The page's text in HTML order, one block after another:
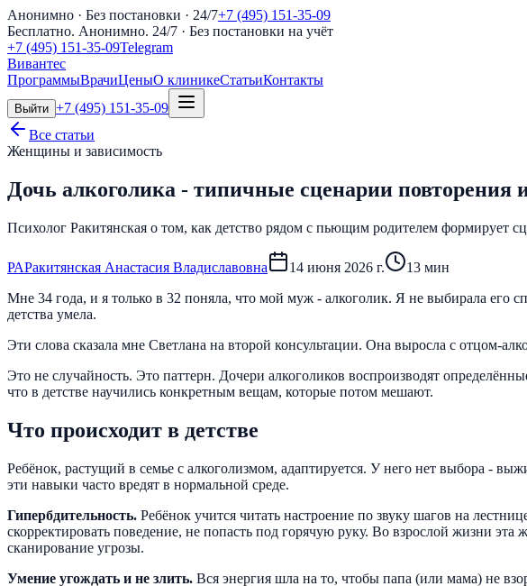
Анонимно · Без постановки · 24/7+7 (495) 151-35-09
Бесплатно. Анонимно. 24/7 · Без постановки на учёт
+7 (495) 151-35-09Telegram
Вивантес
ПрограммыВрачиЦеныО клиникеСтатьиКонтакты
Выйти +7 (495) 151-35-09
Все статьи
Женщины и зависимость
Дочь алкоголика - типичные сценарии повторения
Психолог Ракитянская о том, как детство рядом с пьющим родителем формирует
РАРакитянская Анастасия Владиславовна 14 июня 2026 г. 13 мин
Мне 34 года, и я только в 32 поняла, что мой муж - алкоголик. Я не выбирала
детства умела.
Эти слова сказала мне Светлана на второй консультации. Она выросла с отцом-
Это не случайность. Это паттерн. Дочери алкоголиков воспроизводят
что в детстве научились конкретным вещам, которые потом мешают.
Что происходит в детстве
Ребёнок, растущий в семье с алкоголизмом, адаптируется. У него нет выбора -
эти навыки часто вредят в нормальной среде.
Гипербдительность. Ребёнок учится читать настроение по звуку шагов на
скорректировать поведение, не попасть под горячую руку. Во взрослой жизни эта
сканирование угрозы.
Умение угождать и не злить. Вся энергия шла на то, чтобы папа (или мама) не